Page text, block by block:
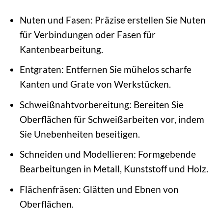
Nuten und Fasen: Präzise erstellen Sie Nuten
für Verbindungen oder Fasen für
Kantenbearbeitung.
Entgraten: Entfernen Sie mühelos scharfe
Kanten und Grate von Werkstücken.
Schweißnahtvorbereitung: Bereiten Sie
Oberflächen für Schweißarbeiten vor, indem
Sie Unebenheiten beseitigen.
Schneiden und Modellieren: Formgebende
Bearbeitungen in Metall, Kunststoff und Holz.
Flächenfräsen: Glätten und Ebnen von
Oberflächen.